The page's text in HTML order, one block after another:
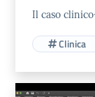
Il caso
Clinica